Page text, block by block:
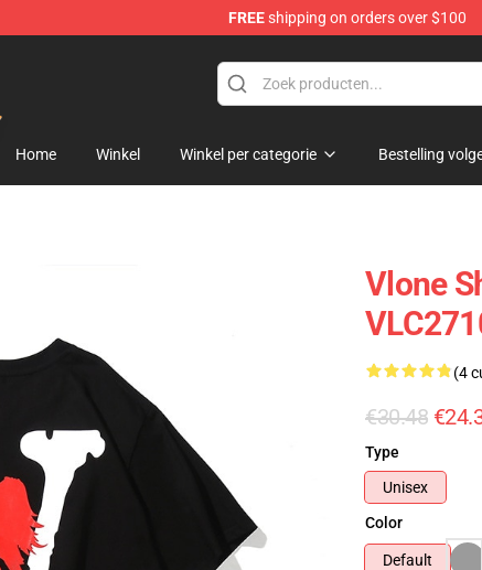
FREEshipping on orders over $100
Home Winkel Winkel per categorie Bestelling
Vlone
(4
€30.48
Type
Unisex
Color
Default